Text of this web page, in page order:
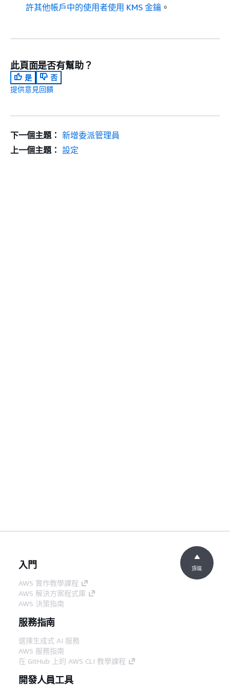
許其他帳戶中的使用者使用 KMS 金鑰 。
此頁面是否有幫助？
是
否
提供意見回饋
下一個主題： 新增委派管理員
上一個主題： 設定
入門
AWS 實作教學課程
AWS 解決方案程式庫
AWS 決策指南
服務指南
選擇生成式 AI 服務
AWS 服務指南
在 GitHub 上的 AWS CLI 教學課程
開發人員工具
頂端